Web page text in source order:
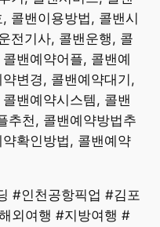
콜밴이용방법, 콜밴시
전기사, 콜밴운행, 콜
밴예약어플, 콜밴예
변경, 콜밴예약대기,
밴예약시스템, 콜밴
추천, 콜밴예약방법추
확인방법, 콜밴예약
#인천공항픽업 #김포
외여행 #지방여행 #